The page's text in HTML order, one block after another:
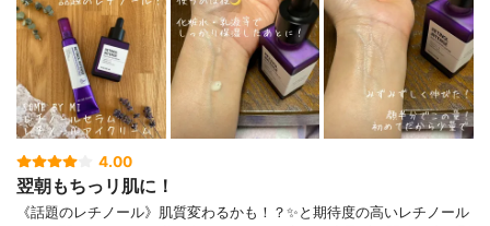
4.00
翌朝もちっリ肌に！
《話題のレチノール》肌質変わるかも！？✨と期待度の高いレチノール